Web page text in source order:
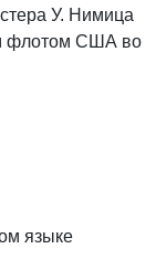
У. Нимица
флотом США во
языке